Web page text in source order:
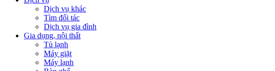
Dịch vụ khác
Tìm đối tác
Dịch vụ gia đình
Gia dụng, nội thất
Tủ lạnh
Máy giặt
Máy lạnh